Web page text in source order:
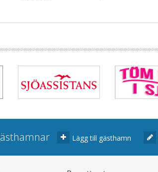
Lägg till gästhamn